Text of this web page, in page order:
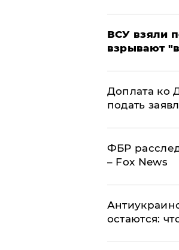
ВСУ взяли
взрывают
Доплата ко
подать
ФБР
– Fox News
остаются: